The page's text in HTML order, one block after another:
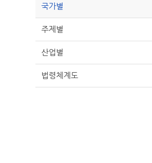
국가별
주제별
산업별
법령체계도